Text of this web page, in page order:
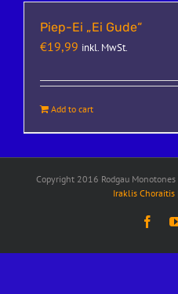
Piep-Ei „Ei Gude“
€19,99 inkl. MwSt.
Add to cart
Copyright 2016 Rodgau
Iraklis Choraitis